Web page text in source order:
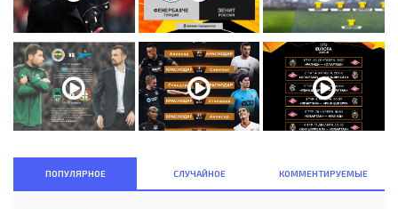
ПОПУЛЯРНОЕ СЛУЧАЙНОЕ КОММЕНТИРУЕМЫЕ